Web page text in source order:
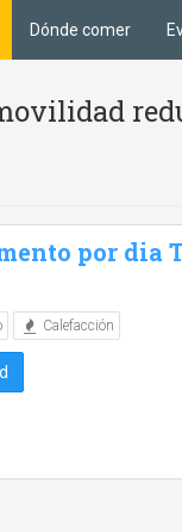
Dónde comer
por dia
Calefacción